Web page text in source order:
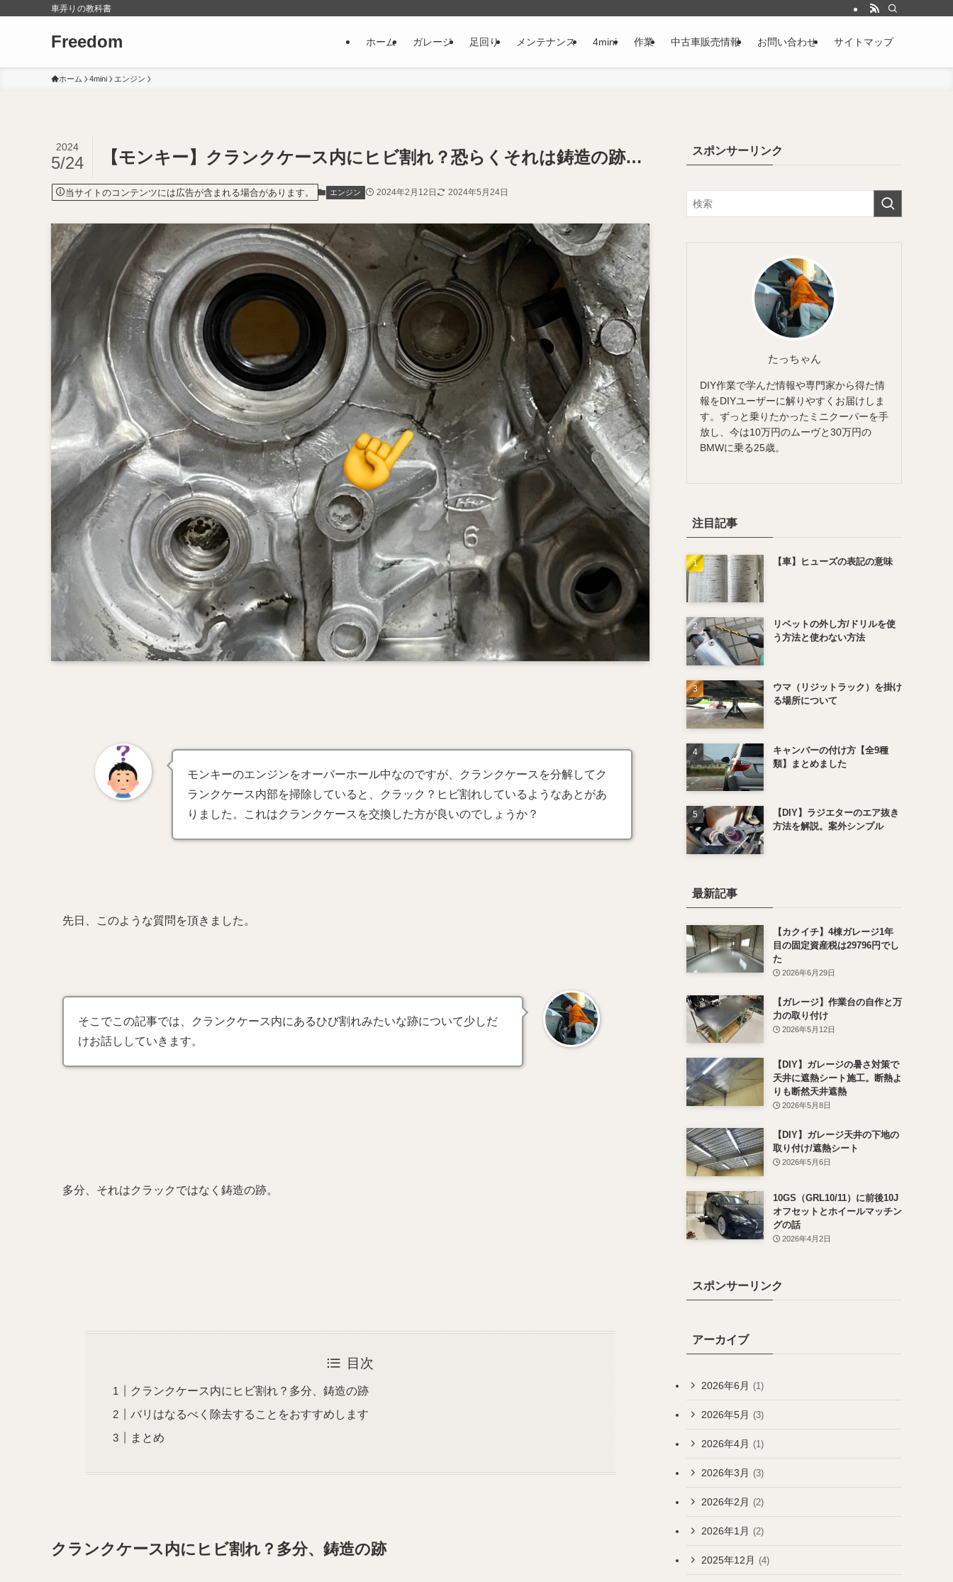
車弄りの教科書
Freedom ホーム ガレージ 足回り メンテナンス 4mini 作業 中古車販売情報 お問い合わせ サイトマップ
ホーム 4mini エンジン
【モンキー】クランクケース内にヒビ割れ？恐らくそれは鋳造の跡…
2024
5/24
当サイトのコンテンツには広告が含まれる場合があります。 エンジン 2024年2月12日 2024年5月24日
モンキーのエンジンをオーバーホール中なのですが、クランクケースを分解してク
ランクケース内部を掃除していると、クラック？ヒビ割れしているようなあとがあ
りました。これはクランクケースを交換した方が良いのでしょうか？
先日、このような質問を頂きました。
そこでこの記事では、クランクケース内にあるひび割れみたいな跡について少しだ
けお話ししていきます。
多分、それはクラックではなく鋳造の跡。
目次
クランクケース内にヒビ割れ？多分、鋳造の跡
バリはなるべく除去することをおすすめします
まとめ
クランクケース内にヒビ割れ？多分、鋳造の跡
スポンサーリンク
たっちゃん
DIY作業で学んだ情報や専門家から得た情
報をDIYユーザーに解りやすくお届けしま
す。ずっと乗りたかったミニクーパーを手
放し、今は10万円のムーヴと30万円の
BMWに乗る25歳。
注目記事
【車】ヒューズの表記の意味
リベットの外し方/ドリルを使
う方法と使わない方法
ウマ（リジットラック）を掛け
る場所について
キャンバーの付け方【全9種
類】まとめました
【DIY】ラジエターのエア抜き
方法を解説。案外シンプル
最新記事
【カクイチ】4棟ガレージ1年
目の固定資産税は29796円でし
た
2026年6月29日
【ガレージ】作業台の自作と万
力の取り付け
2026年5月12日
【DIY】ガレージの暑さ対策で
天井に遮熱シート施工。断熱よ
りも断然天井遮熱
2026年5月8日
【DIY】ガレージ天井の下地の
取り付け/遮熱シート
2026年5月6日
10GS（GRL10/11）に前後10J
オフセットとホイールマッチン
グの話
2026年4月2日
スポンサーリンク
アーカイブ
2026年6月 (1)
2026年5月 (3)
2026年4月 (1)
2026年3月 (3)
2026年2月 (2)
2026年1月 (2)
2025年12月 (4)